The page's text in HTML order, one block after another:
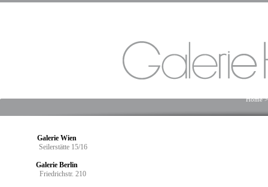
Home
Galerie Wien
Seilerstätte 15/16
Galerie Berlin
Friedrichstr. 210